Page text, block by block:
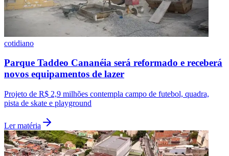
Flamengo
cotidiano
Parque Taddeo Cananéia será reformado e receberá
novos equipamentos de lazer
Projeto de R$ 2,9 milhões contempla campo de futebol, quadra,
pista de skate e playground
Ler matéria